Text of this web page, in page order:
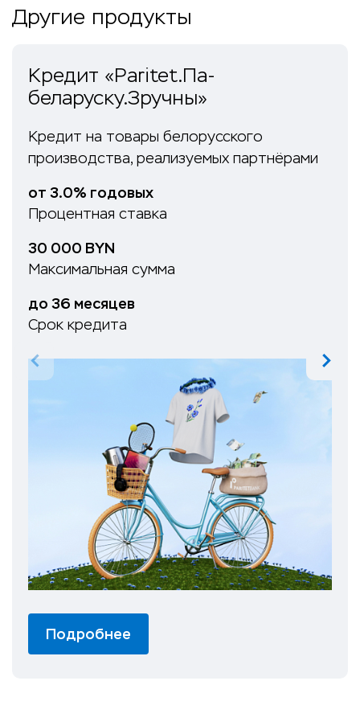
Другие продукты
Кредит «Paritet.Па-
беларуску.Зручны»
Кредит на товары белорусского
производства, реализуемых партнёрами
от 3.0% годовых
Процентная ставка
30 000 BYN
Максимальная сумма
до 36 месяцев
Срок кредита
Подробнее